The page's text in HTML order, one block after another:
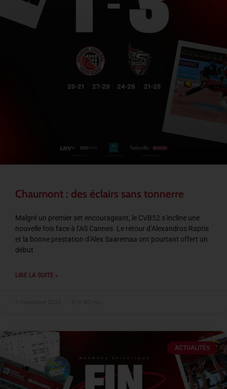
Chaumont : des éclairs sans tonnerre
Malgré un premier set encourageant, le CVB52 s’incline une
nouvelle fois face à l’AS Cannes. Le retour d’Alexandros Raptis
et la bonne prestation d’Alex Saaremaa ont pourtant offert un
début
LIRE LA SUITE »
ACTUALITÉS